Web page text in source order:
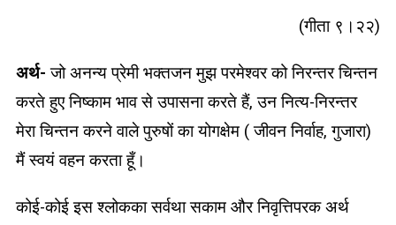
कर
देते
मलामाल
(गीता ९।२२)
अर्थ- जो अनन्य प्रेमी भक्तजन मुझ परमेश्वर को निरन्तर चिन्तन
करते हुए निष्काम भाव से उपासना करते हैं, उन नित्य-निरन्तर
मेरा चिन्तन करने वाले पुरुषों का योगक्षेम ( जीवन निर्वाह, गुजारा)
मैं स्वयं वहन करता हूँ।
कोई-कोई इस श्लोकका सर्वथा सकाम और निवृत्तिपरक अर्थ